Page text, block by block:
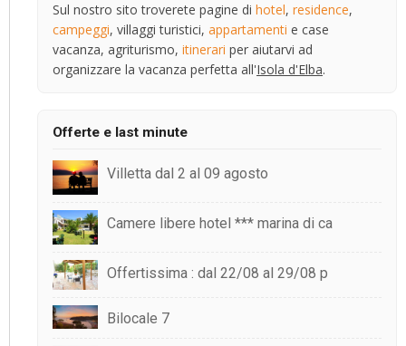
Sul nostro sito troverete pagine di hotel, residence,
campeggi, villaggi turistici, appartamenti e case
vacanza, agriturismo, itinerari per aiutarvi ad
organizzare la vacanza perfetta all'Isola d'Elba.
Offerte e last minute
Villetta dal 2 al 09 agosto
Camere libere hotel *** marina di ca
Offertissima : dal 22/08 al 29/08 p
Bilocale 7